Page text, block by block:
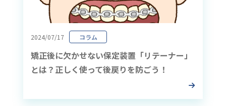
2024/07/17 コラム
矯正後に欠かせない保定装置「リテーナー」
とは？正しく使って後戻りを防ごう！